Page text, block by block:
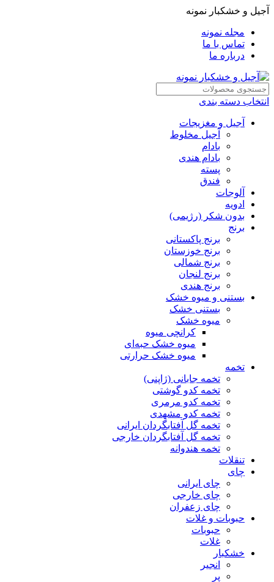
آجیل و خشکبار نمونه
مجله نمونه
تماس با ما
درباره ما
انتخاب دسته بندی
آجیل و مغزیجات
آجیل مخلوط
بادام
بادام هندی
پسته
فندق
آلوجات
ادویه
بدون شکر (رژیمی)
برنج
برنج پاکستانی
برنج خوزستان
برنج شمالی
برنج لنجان
برنج هندی
بستنی و میوه خشک
بستنی خشک
میوه خشک
کرانچی میوه
میوه خشک حبه‌ای
میوه خشک حرارتی
تخمه
تخمه جابانی (ژاپنی)
تخمه کدو گوشتی
تخمه کدو مرمری
تخمه کدو مشهدی
تخمه گل آفتابگردان ایرانی
تخمه گل آفتابگردان خارجی
تخمه هندوانه
تنقلات
چای
چای ایرانی
چای خارجی
چای زعفران
حبوبات و غلات
حبوبات
غلات
خشکبار
انجیر
پر